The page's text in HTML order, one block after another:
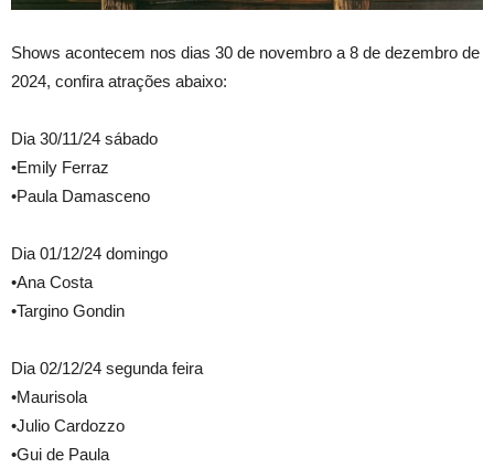
Shows acontecem nos dias 30 de novembro a 8 de dezembro de
2024, confira atrações abaixo:
Dia 30/11/24 sábado
•Emily Ferraz
•Paula Damasceno
Dia 01/12/24 domingo
•Ana Costa
•Targino Gondin
Dia 02/12/24 segunda feira
•Maurisola
•Julio Cardozzo
•Gui de Paula